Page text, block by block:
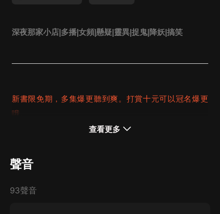
深夜那家小店|多播|女頻|懸疑|靈異|捉鬼|降妖|搞笑
新書限免期，多集爆更聽到爽。打賞十元可以冠名爆更
哦。
我們所在的世界是既已知也未知的世界，
世間諸多神奇，復雜神秘的事件正在我們已知或未知的角
查看更多
聲音
93聲音